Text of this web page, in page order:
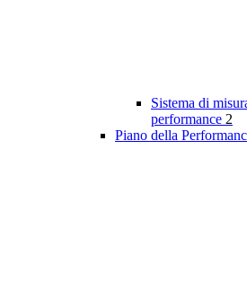
Sistema di
performance 2
Piano della